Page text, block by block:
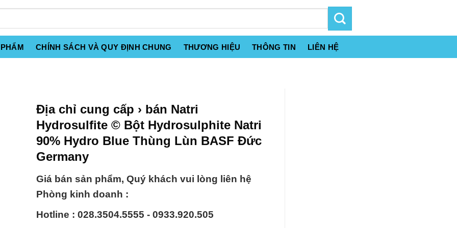
CHÍNH SÁCH VÀ QUY ĐỊNH CHUNG THƯƠNG HIỆU THÔNG TIN LIÊN HỆ
Địa chỉ cung cấp › bán Natri
Hydrosulfite © Bột Hydrosulphite Natri
90% Hydro Blue Thùng Lùn BASF Đức
Germany
Giá bán sản phẩm, Quý khách vui lòng liên hệ
Phòng kinh doanh :
Hotline : 028.3504.5555 - 0933.920.505